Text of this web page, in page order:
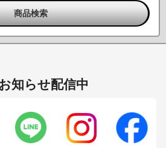
知らせ配信中